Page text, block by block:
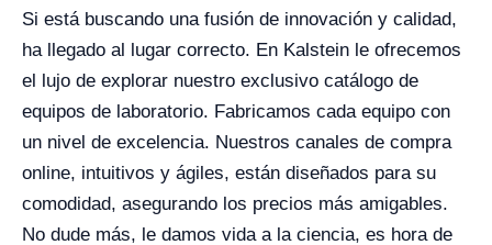
Si está buscando una fusión de innovación y calidad,
ha llegado al lugar correcto. En Kalstein le ofrecemos
el lujo de explorar nuestro exclusivo catálogo de
equipos de laboratorio. Fabricamos cada equipo con
un nivel de excelencia. Nuestros canales de compra
online, intuitivos y ágiles, están diseñados para su
comodidad, asegurando los precios más amigables.
No dude más, le damos vida a la ciencia, es hora de